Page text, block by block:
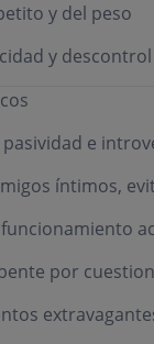
y del peso
y
e
íntimos,
por